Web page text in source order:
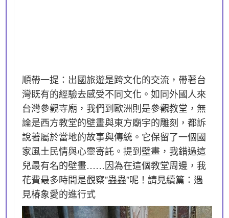
順帶一提：出國旅遊是跨文化的交流，帶著台
灣既有的經驗去感受不同文化。如同外國人來
台灣參觀寺廟，我們到歐洲則是參觀教堂，無
論是西方教堂的壁畫與東方廟宇的雕刻，都訴
說著屬於當地的故事與傳統。它保留了一個國
家風土民情與心靈寄託。提到壁畫，我錯過這
兒最有名的壁畫……因為在這個教堂周邊，我
花費最多時間是觀察”蟲蟲”呢！請見續篇：遇
見椿象愛的進行式